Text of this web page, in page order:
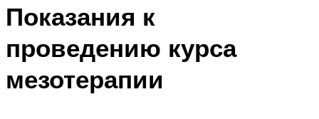
Показания к
проведению курса
мезотерапии